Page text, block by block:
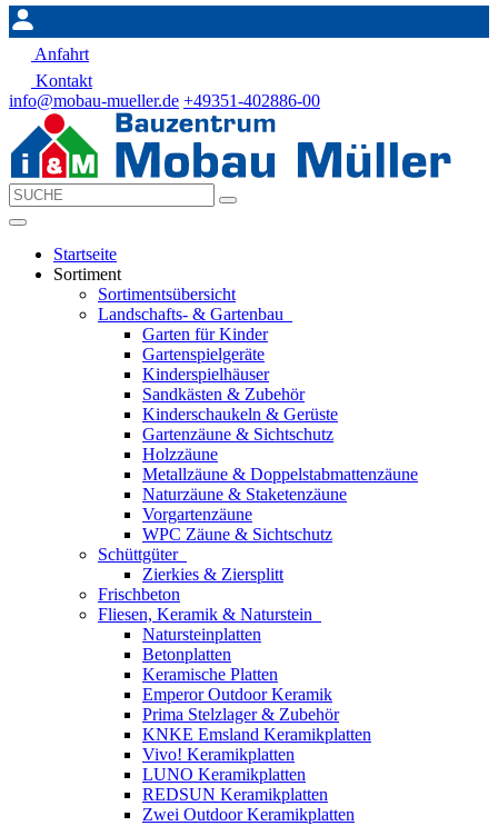
Anfahrt
Kontakt
info@mobau-mueller.de +49351-402886-00
Startseite
Sortiment
Sortimentsübersicht
Landschafts- & Gartenbau
Garten für Kinder
Gartenspielgeräte
Kinderspielhäuser
Sandkästen & Zubehör
Kinderschaukeln & Gerüste
Gartenzäune & Sichtschutz
Holzzäune
Metallzäune & Doppelstabmattenzäune
Naturzäune & Staketenzäune
Vorgartenzäune
WPC Zäune & Sichtschutz
Schüttgüter
Zierkies & Ziersplitt
Frischbeton
Fliesen, Keramik & Naturstein
Natursteinplatten
Betonplatten
Keramische Platten
Emperor Outdoor Keramik
Prima Stelzlager & Zubehör
KNKE Emsland Keramikplatten
Vivo! Keramikplatten
LUNO Keramikplatten
REDSUN Keramikplatten
Zwei Outdoor Keramikplatten